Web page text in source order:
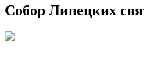
Собор Липецких